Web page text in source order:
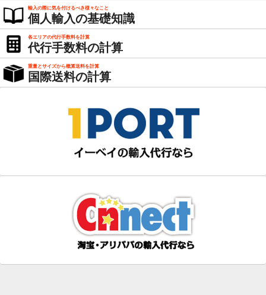
輸入の際に気を付けるべき様々なこと
個人輸入の基礎知識
各エリアの代行手数料を計算
代行手数料の計算
重量とサイズから概算送料を計算
国際送料の計算